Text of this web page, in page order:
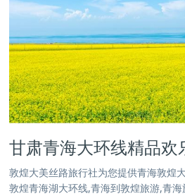
甘肃青海大环线精品欢
敦煌大美丝路旅行社为您提供青海敦煌
敦煌青海湖大环线,青海到敦煌旅游,青